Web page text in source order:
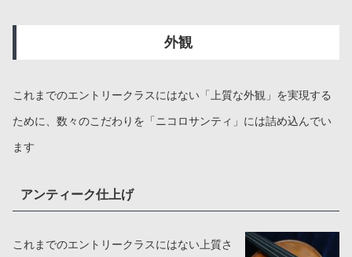
外観
これまでのエントリークラスにはない「上質な外観」を実現する
ために、数々のこだわりを「ニコロサンティ」には詰め込んでい
ます
アンティーク仕上げ
これまでのエントリークラスにはない上質さ